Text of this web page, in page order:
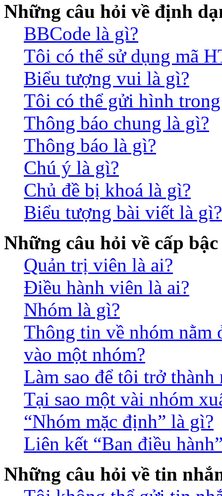
Những câu hỏi về định
BBCode là gì?
Tôi có thể sử dụng mã
Biểu tượng vui là gì?
Tôi có thể gửi hình
Thông báo chung là gì?
Thông báo là gì?
Chú ý là gì?
Chủ đề bị khoá là gì?
Biểu tượng bài viết là gì?
Những câu hỏi về cấp
Quản trị viên là ai?
Điều hành viên là ai?
Nhóm là gì?
Thông tin về nhóm nằm
vào một nhóm?
Làm sao để tôi trở
Tại sao một vài nhóm
“Nhóm mặc định” là gì?
Liên kết “Ban điều
Những câu hỏi về tin